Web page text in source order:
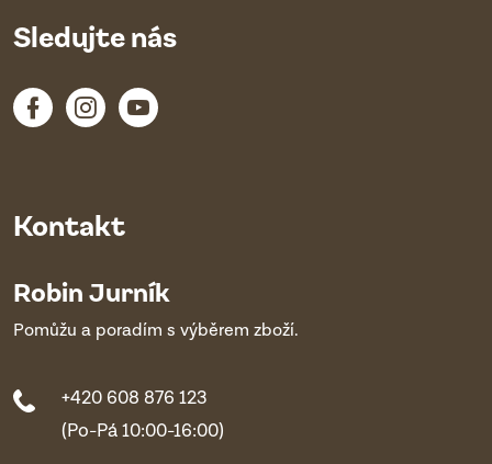
Kontakt
Robin Jurník
Pomůžu a poradím s výběrem zboží.
+420 608 876 123
(Po-Pá 10:00-16:00)
Sledujte nás